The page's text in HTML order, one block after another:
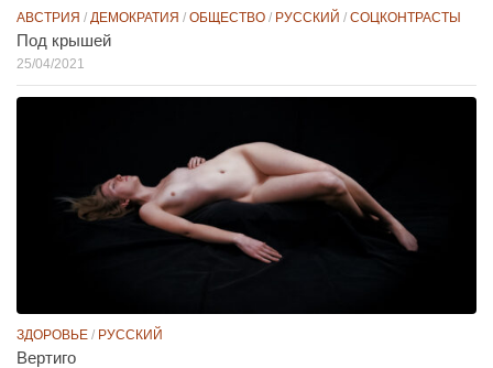
АВСТРИЯ / ДЕМОКРАТИЯ / ОБЩЕСТВО / РУССКИЙ / СОЦКОНТРАСТЫ
Под крышей
25/04/2021
ЗДОРОВЬЕ / РУССКИЙ
Вертиго